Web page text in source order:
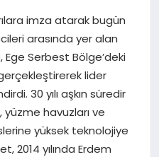
imza atarak bugün
arasında yer alan
Ege Serbest Bölge’deki
gerçekleştirerek lider
30 yılı aşkın süredir
yüzme havuzları ve
yüksek teknolojiye
2014 yılında Erdem